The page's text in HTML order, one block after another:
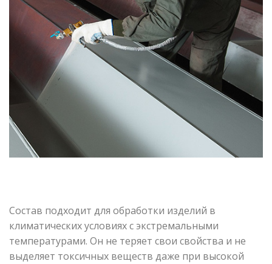
Состав подходит для обработки изделий в
климатических условиях с экстремальными
температурами. Он не теряет свои свойства и не
выделяет токсичных веществ даже при высокой